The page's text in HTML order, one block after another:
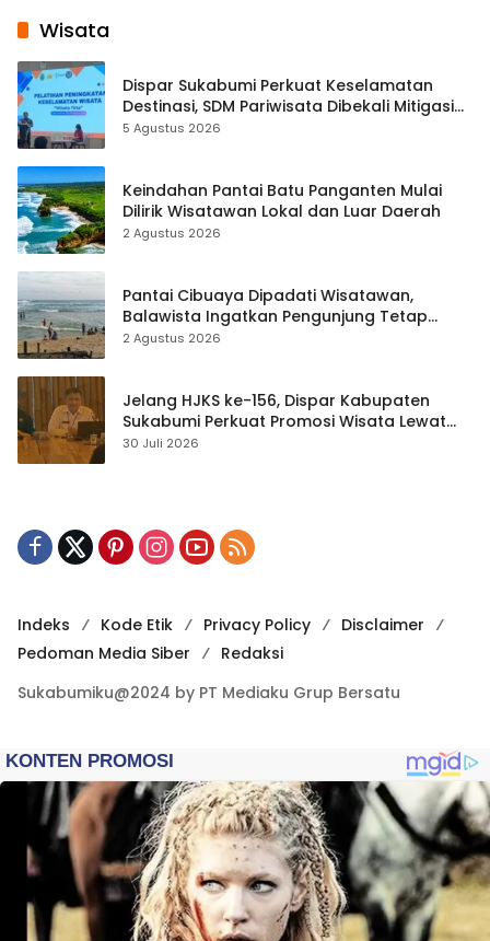
Wisata
Dispar Sukabumi Perkuat Keselamatan
Destinasi, SDM Pariwisata Dibekali Mitigasi
hingga Teknik Evakuasi
5 Agustus 2026
Keindahan Pantai Batu Panganten Mulai
Dilirik Wisatawan Lokal dan Luar Daerah
2 Agustus 2026
Pantai Cibuaya Dipadati Wisatawan,
Balawista Ingatkan Pengunjung Tetap
Waspada
2 Agustus 2026
Jelang HJKS ke-156, Dispar Kabupaten
Sukabumi Perkuat Promosi Wisata Lewat
Publikasi Digital
30 Juli 2026
Indeks Kode Etik Privacy Policy
Disclaimer
Pedoman Media Siber
Redaksi
Sukabumiku@2024 by PT Mediaku Grup Bersatu